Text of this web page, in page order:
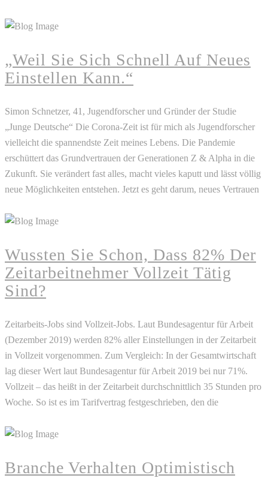
„Weil Sie Sich Schnell Auf Neues
Einstellen Kann.“
Simon Schnetzer, 41, Jugendforscher und Gründer der Studie
„Junge Deutsche“ Die Corona-Zeit ist für mich als Jugendforscher
vielleicht die spannendste Zeit meines Lebens. Die Pandemie
erschüttert das Grundvertrauen der Generationen Z & Alpha in die
Zukunft. Sie verändert fast alles, macht vieles kaputt und lässt völlig
neue Möglichkeiten entstehen. Jetzt es geht darum, neues Vertrauen
Wussten Sie Schon, Dass 82% Der
Zeitarbeitnehmer Vollzeit Tätig
Sind?
Zeitarbeits-Jobs sind Vollzeit-Jobs. Laut Bundesagentur für Arbeit
(Dezember 2019) werden 82% aller Einstellungen in der Zeitarbeit
in Vollzeit vorgenommen. Zum Vergleich: In der Gesamtwirtschaft
lag dieser Wert laut Bundesagentur für Arbeit 2019 bei nur 71%.
Vollzeit – das heißt in der Zeitarbeit durchschnittlich 35 Stunden pro
Woche. So ist es im Tarifvertrag festgeschrieben, den die
Branche Verhalten Optimistisch